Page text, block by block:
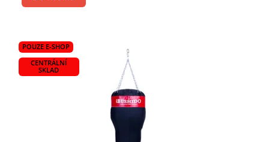
POUZE E-SHOP
CENTRÁLNÍ
SKLAD